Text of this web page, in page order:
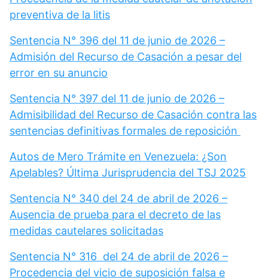
preventiva de la litis
Sentencia N° 396 del 11 de junio de 2026 –
Admisión del Recurso de Casación a pesar del
error en su anuncio
Sentencia N° 397 del 11 de junio de 2026 –
Admisibilidad del Recurso de Casación contra las
sentencias definitivas formales de reposición
Autos de Mero Trámite en Venezuela: ¿Son
Apelables? Última Jurisprudencia del TSJ 2025
Sentencia N° 340 del 24 de abril de 2026 –
Ausencia de prueba para el decreto de las
medidas cautelares solicitadas
Sentencia N° 316 del 24 de abril de 2026 –
Procedencia del vicio de suposición falsa e